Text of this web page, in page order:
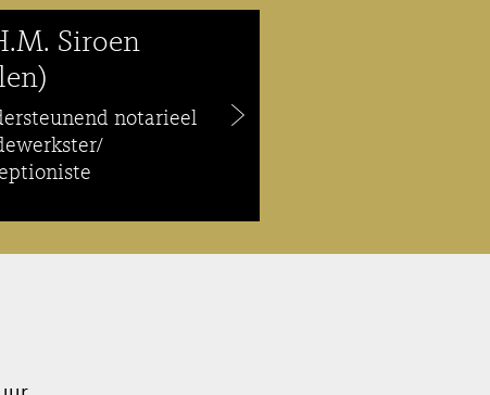
Siroen
notarieel